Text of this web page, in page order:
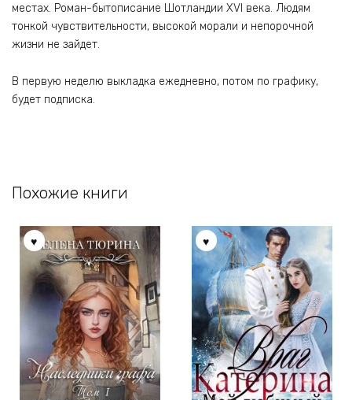
местах. Роман-бытописание Шотландии XVI века. Людям
тонкой чувствительности, высокой морали и непорочной
жизни не зайдет.
В первую неделю выкладка ежедневно, потом по графику,
будет подписка.
Похожие книги